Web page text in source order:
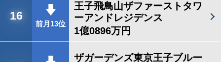
16
前月13位
王子飛鳥山ザファーストタワ
ーアンドレジデンス
1億0896万円
ザガーデンズ東京王子ブルー